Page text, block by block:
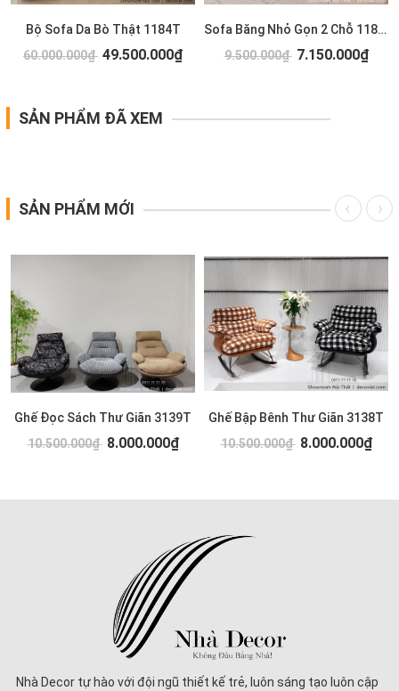
Bộ Sofa Da Bò Thật 1184T
60.000.000₫ 49.500.000₫
Sofa Băng Nhỏ Gọn 2 Chỗ 1183T
9.500.000₫ 7.150.000₫
SẢN PHẨM ĐÃ XEM
SẢN PHẨM MỚI
Ghế Đọc Sách Thư Giãn 3139T
10.500.000₫ 8.000.000₫
Ghế Bập Bênh Thư Giãn 3138T
10.500.000₫ 8.000.000₫
Nhà Decor tự hào với đội ngũ thiết kế trẻ, luôn sáng tạo luôn cập